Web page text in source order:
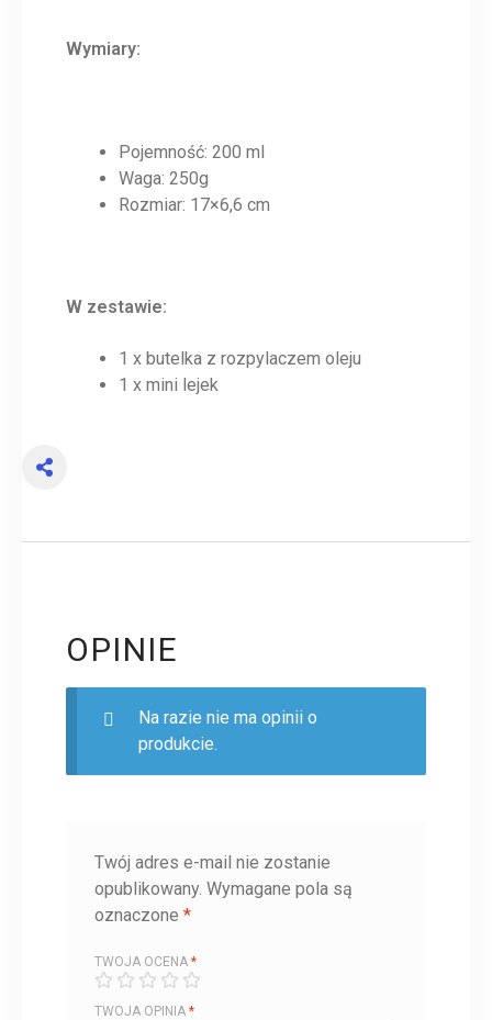
Wymiary:
Pojemność: 200 ml
Waga: 250g
Rozmiar: 17×6,6 cm
W zestawie:
1 x butelka z rozpylaczem oleju
1 x mini lejek
OPINIE
Na razie nie ma opinii o
produkcie.
Twój adres e-mail nie zostanie
opublikowany. Wymagane pola są
oznaczone *
TWOJA OCENA *
TWOJA OPINIA *